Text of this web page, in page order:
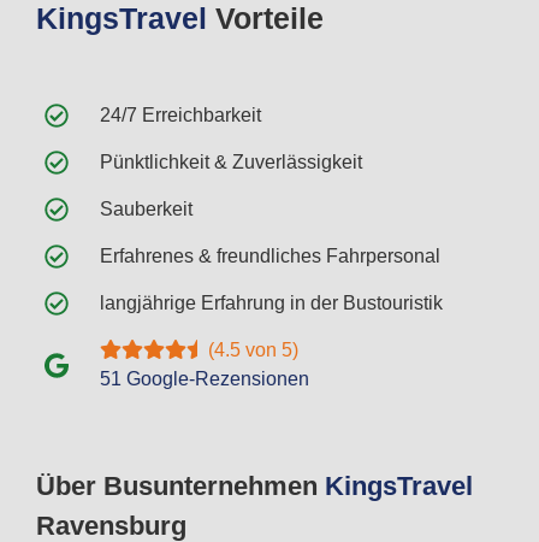
Über Busunternehmen KingsTravel
Ravensburg
KingsTravel Vorteile
24/7 Erreichbarkeit
Pünktlichkeit & Zuverlässigkeit
Sauberkeit
Erfahrenes & freundliches Fahrpersonal
langjährige Erfahrung in der Bustouristik
(4.5 von 5)
51 Google-Rezensionen